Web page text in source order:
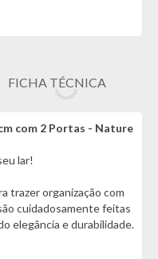
FICHA TÉCNICA
com 2 Portas - Nature
lar!
trazer organização com
cuidadosamente feitas
elegância e durabilidade.